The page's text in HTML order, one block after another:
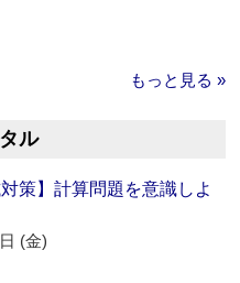
もっと見る »
ル
対策】計算問題を意識しよ
(金)